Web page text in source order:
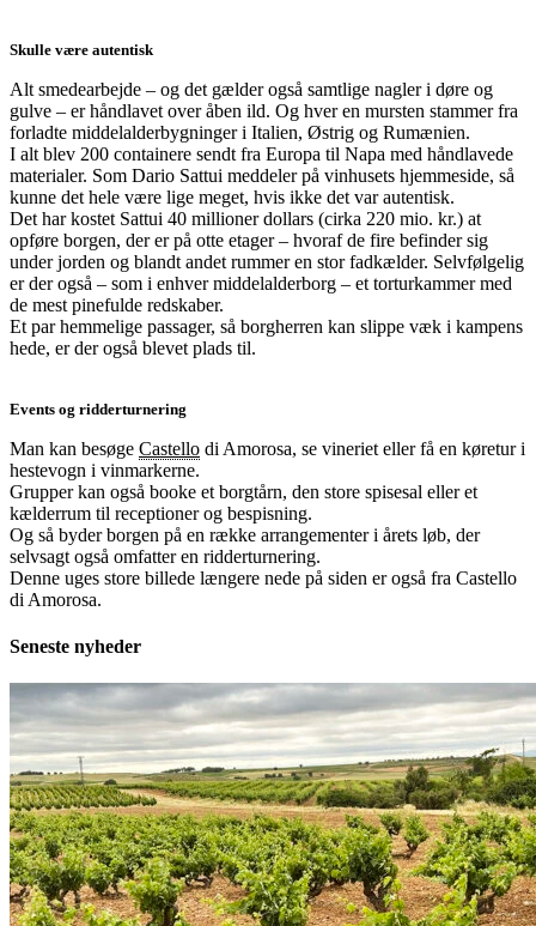
Skulle være autentisk
Alt smedearbejde – og det gælder også samtlige nagler i døre og
gulve – er håndlavet over åben ild. Og hver en mursten stammer fra
forladte middelalderbygninger i Italien, Østrig og Rumænien.
I alt blev 200 containere sendt fra Europa til Napa med håndlavede
materialer. Som Dario Sattui meddeler på vinhusets hjemmeside, så
kunne det hele være lige meget, hvis ikke det var autentisk.
Det har kostet Sattui 40 millioner dollars (cirka 220 mio. kr.) at
opføre borgen, der er på otte etager – hvoraf de fire befinder sig
under jorden og blandt andet rummer en stor fadkælder. Selvfølgelig
er der også – som i enhver middelalderborg – et torturkammer med
de mest pinefulde redskaber.
Et par hemmelige passager, så borgherren kan slippe væk i kampens
hede, er der også blevet plads til.
Events og ridderturnering
Man kan besøge Castello di Amorosa, se vineriet eller få en køretur i
hestevogn i vinmarkerne.
Grupper kan også booke et borgtårn, den store spisesal eller et
kælderrum til receptioner og bespisning.
Og så byder borgen på en række arrangementer i årets løb, der
selvsagt også omfatter en ridderturnering.
Denne uges store billede længere nede på siden er også fra Castello
di Amorosa.
Seneste nyheder